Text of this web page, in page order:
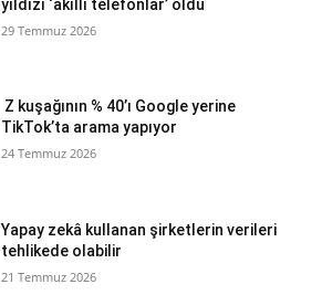
yıldızı ‘akıllı telefonlar’ oldu
29 Temmuz 2026
Z kuşağının % 40’ı Google yerine
TikTok’ta arama yapıyor
24 Temmuz 2026
Yapay zekâ kullanan şirketlerin verileri
tehlikede olabilir
21 Temmuz 2026